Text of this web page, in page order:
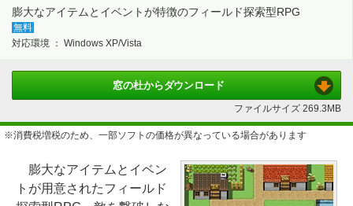
膨大なアイテムとイベントが特徴のフィールド探索型RPG
無料
対応環境 ： Windows XP/Vista
窓の杜からダウンロード
ファイルサイズ269.3MB
※消費税増税のため、一部ソフトの価格が異なっている場合があります
膨大なアイテムとイベン
トが用意されたフィールド